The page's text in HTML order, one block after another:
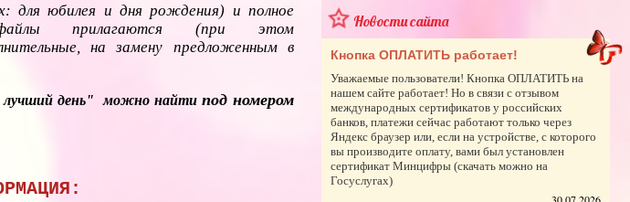
Новости сайта
Кнопка ОПЛАТИТЬ работает!
Уважаемые пользователи! Кнопка ОПЛАТИТЬ на
нашем сайте работает! Но в связи с отзывом
международных сертификатов у российских
банков, платежи сейчас работают только через
Яндекс браузер или, если на устройстве, с которого
вы производите оплату, вами был установлен
сертификат Минцифры (скачать можно на
Госуслугах)
для юбилея и дня рождения) и полное
прилагаются (при этом
на замену предложенным в
лучший день" можно найтипод номером